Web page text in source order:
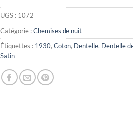
UGS : 1072
Catégorie :Chemises de nuit
Étiquettes : 1930, Coton, Dentelle, Dentelle
Satin